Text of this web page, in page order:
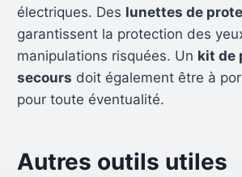
électriques. Des lunettes de
garantissent la protection des
manipulations risquées. Un kit de
secours doit également être à
pour toute éventualité.
Autres outils utiles